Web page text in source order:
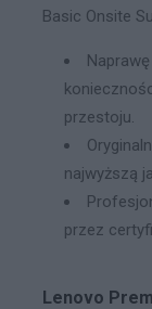
Basic Onsite
przestoju.
najwyższą
przez
Lenovo